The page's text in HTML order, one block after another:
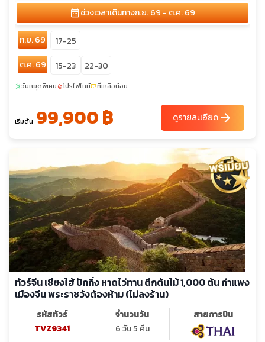
calendar_monthช่วงเวลาเดินทางก.ย. 69 - ต.ค. 69
ก.ย. 69
17-25
ต.ค. 69
15-23 22-30
sunnyวันหยุดพิเศษlocal_fire_departmentโปรไฟไหม้confirmation_numberที่เหลือน้อย
เริ่มต้น 99,900 ฿ ดูรายละเอียดarrow_forward
ทัวร์จีน เซียงไฮ้ ปักกิ่ง หาดไว่ทาน ตึกต้นไม้ 1,000 ต้น กำแพง
เมืองจีน พระราชวังต้องห้าม (ไม่ลงร้าน)
รหัสทัวร์
TVZ9341
จำนวนวัน
6 วัน 5 คืน
สายการบิน